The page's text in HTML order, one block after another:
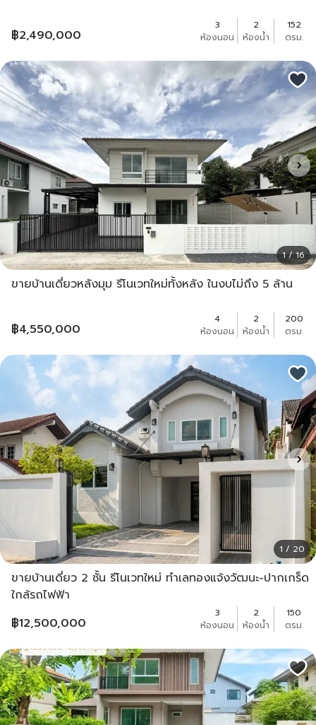
฿2,490,000
3
ห้องนอน
2
ห้องน้ำ
152
ตรม.
1 / 16
ขายบ้านเดี่ยวหลังมุม รีโนเวทใหม่ทั้งหลัง ในงบไม่ถึง 5 ล้าน
฿4,550,000
4
ห้องนอน
2
ห้องน้ำ
200
ตรม.
1 / 20
ขายบ้านเดี่ยว 2 ชั้น รีโนเวทใหม่ ทำเลทองแจ้งวัฒนะ-ปากเกร็ด
ใกล้รถไฟฟ้า
฿12,500,000
3
ห้องนอน
2
ห้องน้ำ
150
ตรม.